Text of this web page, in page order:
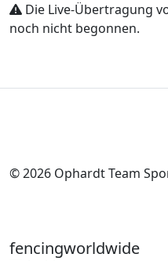
Die Live-Übertragung
noch nicht begonnen.
© 2026 Ophardt Team
fencingworldwide